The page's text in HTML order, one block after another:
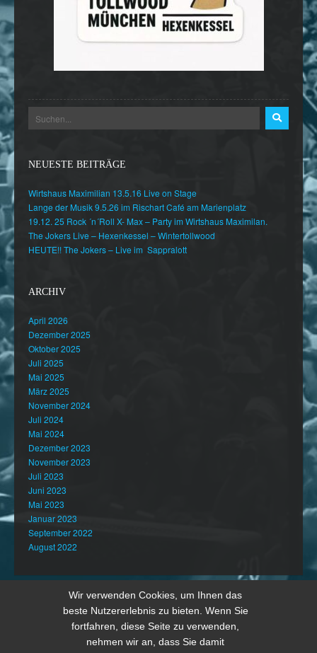
NEUESTE BEITRÄGE
Wirtshaus Maximilian 13.5.16 Live on Stage
Lange der Musik 9.5.26 im Rischart Café am Marienplatz
19.12. 25 Rock ´n´Roll X- Max – Party im Wirtshaus Maximilan.
The Jokers Live – Hexenkessel – Wintertollwood
HEUTE!! The Jokers – Live im Sappralott
ARCHIV
April 2026
Dezember 2025
Oktober 2025
Juli 2025
Mai 2025
März 2025
November 2024
Juli 2024
Mai 2024
Dezember 2023
November 2023
Juli 2023
Juni 2023
Mai 2023
Januar 2023
September 2022
August 2022
Wir verwenden Cookies, um Ihnen das
beste Nutzererlebnis zu bieten. Wenn Sie
fortfahren, diese Seite zu verwenden,
nehmen wir an, dass Sie damit